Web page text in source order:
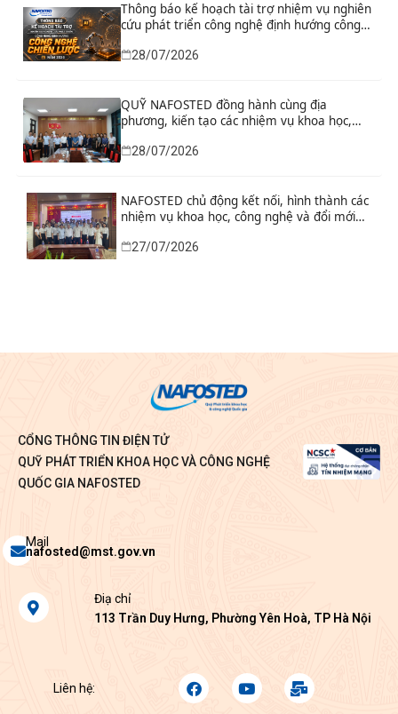
Thông báo kế hoạch tài trợ nhiệm vụ nghiên
cứu phát triển công nghệ định hướng công
nghệ chiến lược năm 2026
28/07/2026
QUỸ NAFOSTED đồng hành cùng địa
phương, kiến tạo các nhiệm vụ khoa học,
phát triển thực tiễn
28/07/2026
NAFOSTED chủ động kết nối, hình thành các
nhiệm vụ khoa học, công nghệ và đổi mới
Bình
27/07/2026
CỔNG THÔNG TIN ĐIỆN TỬ
QUỸ PHÁT TRIỂN KHOA HỌC VÀ CÔNG NGHỆ
QUỐC GIA NAFOSTED
Envelope
Mail
nafosted@mst.gov.vn
Map-
marker-
Điạ chỉ
113 Trần Duy Hưng, Phường Yên Hoà, TP Hà Nội
Liên hệ: FacebookYoutubeMail-
bulk